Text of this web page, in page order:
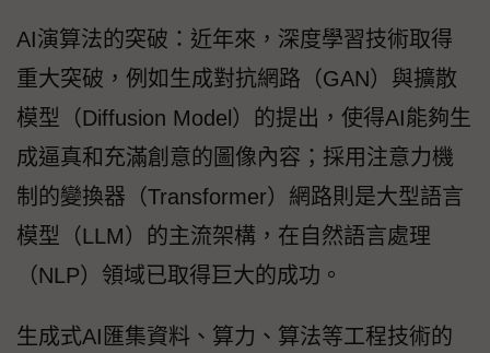
AI演算法的突破：近年來，深度學習技術取得
重大突破，例如生成對抗網路（GAN）與擴散
模型（Diffusion Model）的提出，使得AI能夠生
成逼真和充滿創意的圖像內容；採用注意力機
制的變換器（Transformer）網路則是大型語言
模型（LLM）的主流架構，在自然語言處理
（NLP）領域已取得巨大的成功。
生成式AI匯集資料、算力、算法等工程技術的